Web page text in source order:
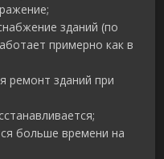
зданий (по
примерно как в
ремонт зданий при
больше времени на